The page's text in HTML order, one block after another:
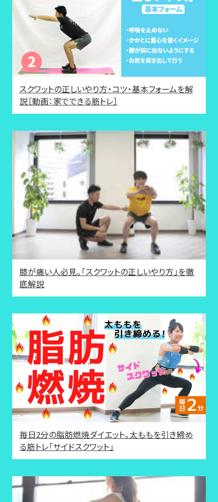
スクワットの正しいやり方・コツ・基本フォームを解
説［動画：家でできる筋トレ］
膝が痛い人必見。「スクワットの正しいやり方」を徹
底解説
毎日2分の脂肪燃焼ダイエット。太ももを引き締め
る筋トレ「サイドスクワット」